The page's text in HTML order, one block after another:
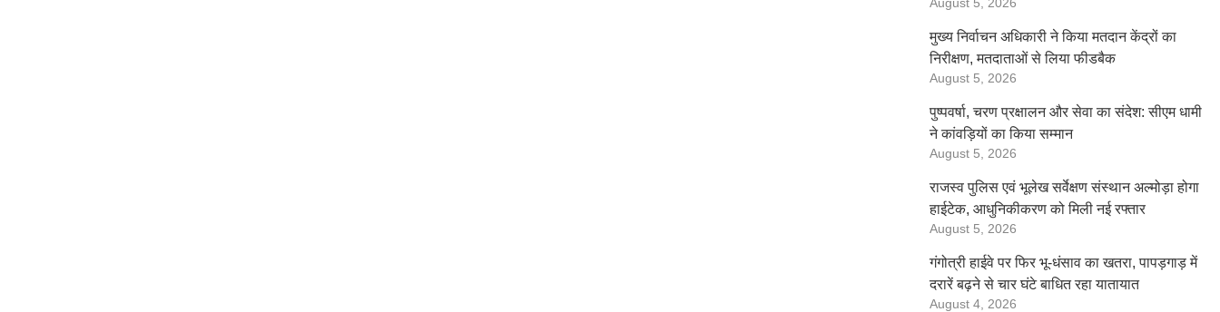
August 5, 2026
मुख्य निर्वाचन अधिकारी ने किया मतदान केंद्रों का
निरीक्षण, मतदाताओं से लिया फीडबैक
August 5, 2026
पुष्पवर्षा, चरण प्रक्षालन और सेवा का संदेश: सीएम धामी
ने कांवड़ियों का किया सम्मान
August 5, 2026
राजस्व पुलिस एवं भूलेख सर्वेक्षण संस्थान अल्मोड़ा होगा
हाईटेक, आधुनिकीकरण को मिली नई रफ्तार
August 5, 2026
गंगोत्री हाईवे पर फिर भू-धंसाव का खतरा, पापड़गाड़ में
दरारें बढ़ने से चार घंटे बाधित रहा यातायात
August 4, 2026